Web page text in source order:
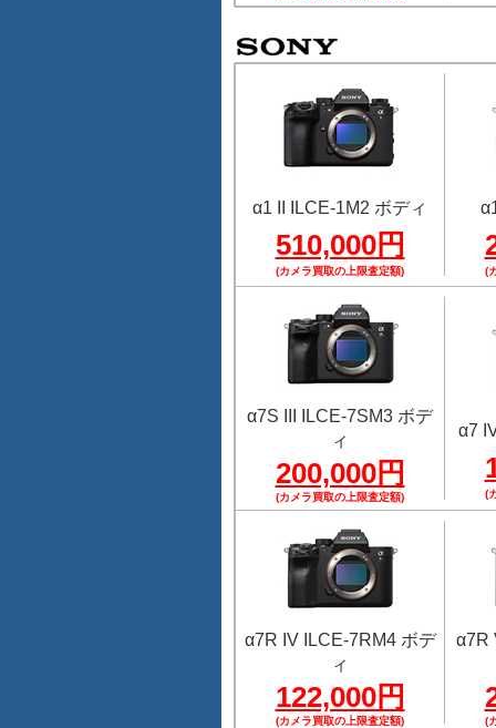
α1 II ILCE-1M2 ボディ
510,000円
(カメラ買取の上限査定額) (
α7S III ILCE-7SM3 ボデ
ィ
200,000円
(カメラ買取の上限査定額)
α7
(
α7R IV ILCE-7RM4 ボデ
ィ
122,000円
(カメラ買取の上限査定額)
α7R
(